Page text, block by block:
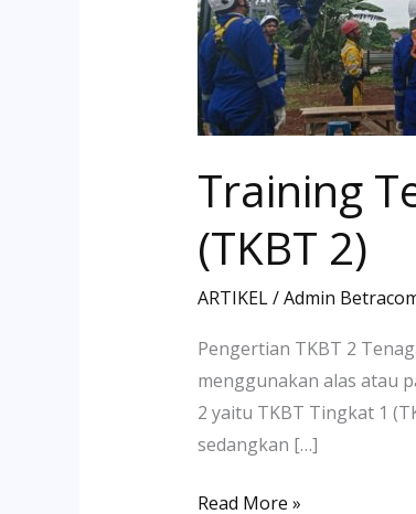
Training
(TKBT 2)
ARTIKEL/Admin
Pengertian TKBT 2
menggunakan alas atau
2 yaitu TKBT Tingkat 1
sedangkan […]
(TKBT
2)
Read More »